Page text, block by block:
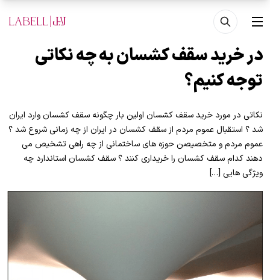
رفتن به محتوای اصلی
منو
در خرید سقف کشسان به چه نکاتی
توجه کنیم؟
نکاتی در مورد خرید سقف کشسان اولین بار چگونه سقف کشسان وارد ایران
شد ؟ استقبال عموم مردم از سقف کشسان در ایران از چه زمانی شروع شد ؟
عموم مردم و متخصیصن حوزه های ساختمانی از چه راهی تشخیص می
دهند کدام سقف کشسان را خریداری کنند ؟ سقف کشسان استاندارد چه
ویژگی هایی […]